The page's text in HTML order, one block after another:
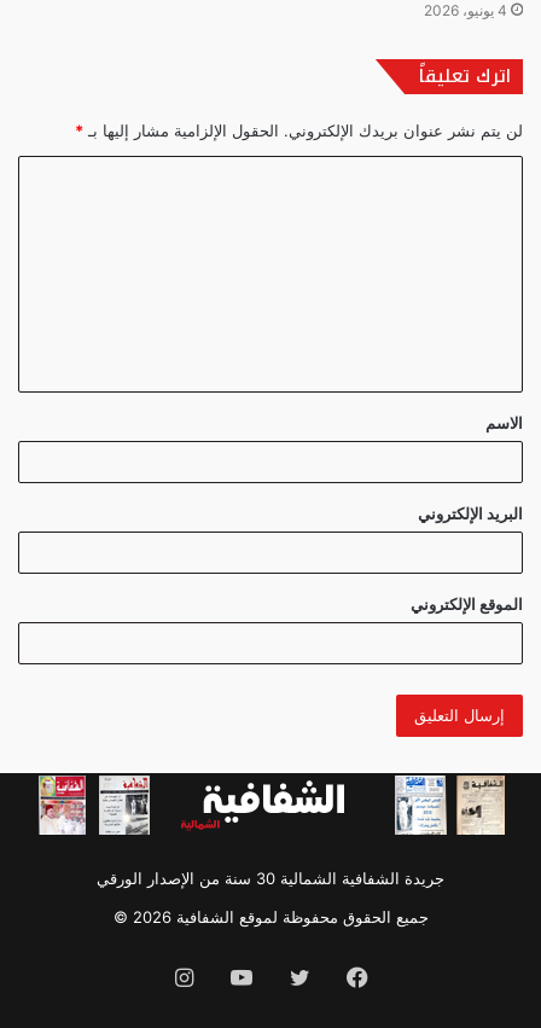
4 يونيو، 2026
اترك تعليقاً
لن يتم نشر عنوان بريدك الإلكتروني. الحقول الإلزامية مشار إليها بـ *
ق
*
الاسم
البريد الإلكتروني
الموقع الإلكتروني
جريدة الشفافية الشمالية 30 سنة من الإصدار الورقي
جميع الحقوق محفوظة لموقع الشفافية 2026 ©
فيسبوك تويتر يوتيوبانستقرام